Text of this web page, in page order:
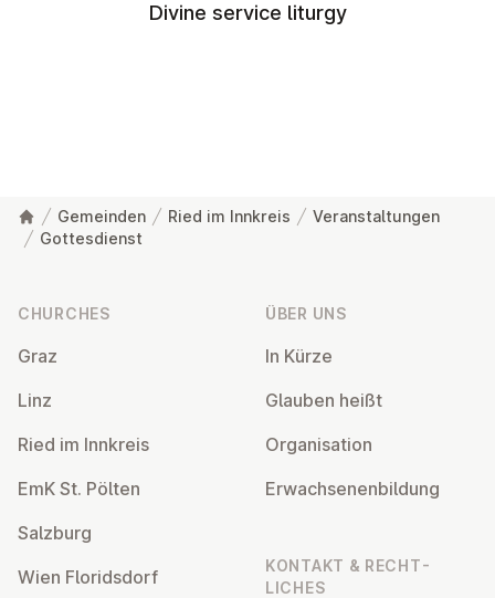
Divine service liturgy
Gemeinden Ried im Innkreis
Veranstaltungen
Gottesdienst
CHURCHES
Graz
Linz
Ried im Innkreis
EmK St. Pölten
Salzburg
Wien Flor­idsdorf
ÜBER UNS
In Kürze
Glauben heißt
Or­gan­isa­tion
Er­wach­sen­en­bildung
KONTAKT & RECHT­
LICHES